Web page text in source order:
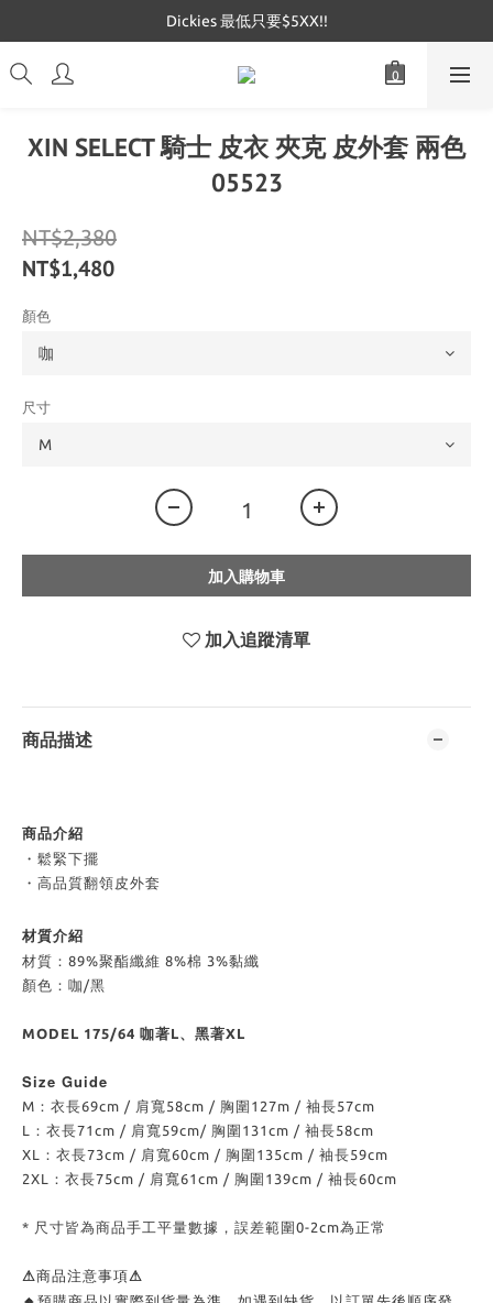
Dickies 最低只要$5XX!!
Dickies 最低只要$5XX!!
Mucent 全網最低🔥
XIN SELECT 騎士 皮衣 夾克 皮外套 兩色
05523
NT$2,380
NT$1,480
顏色
尺寸
加入購物車
加入追蹤清單
商品描述
商品介紹
・鬆緊下擺
・高品質翻領皮外套
材質介紹
材質：89%聚酯纖維 8%棉 3%黏纖
顏色：咖/黑
MODEL 175/64 咖著L、黑著XL
Size Guide
M：衣長69cm / 肩寬58cm / 胸圍127m / 袖長57cm
L：衣長71cm / 肩寬59cm/ 胸圍131cm / 袖長58cm
XL：衣長73cm / 肩寬60cm / 胸圍135cm / 袖長59cm
2XL：衣長75cm / 肩寬61cm / 胸圍139cm / 袖長60cm
* 尺寸皆為商品手工平量數據，誤差範圍0-2cm為正常
⚠商品注意事項⚠